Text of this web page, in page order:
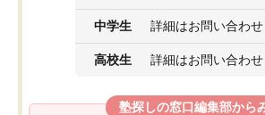
中学生 詳細はお問い合わ
高校生 詳細はお問い合わ
塾探しの窓口編集部から